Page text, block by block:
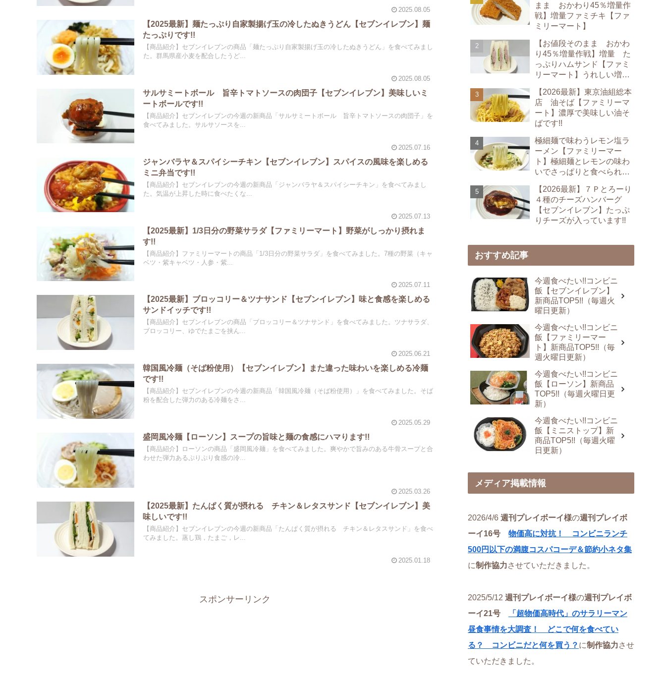
2025.08.05
【2025最新】麺たっぷり自家製揚げ玉の冷したぬきうどん【セブンイレブン】麺
たっぷりです!!
【商品紹介】セブンイレブンの商品「麺たっぷり自家製揚げ玉の冷したぬきうどん」を食べてみまし
た。群馬県産小麦を配合したうど...
2025.08.05
サルサミートボール 旨辛トマトソースの肉団子【セブンイレブン】美味しいミ
ートボールです!!
【商品紹介】セブンイレブンの今週の新商品「サルサミートボール 旨辛トマトソースの肉団子」を
食べてみました。サルサソースを...
2025.07.16
ジャンバラヤ＆スパイシーチキン【セブンイレブン】スパイスの風味を楽しめる
ミニ弁当です!!
【商品紹介】セブンイレブンの今週の新商品「ジャンバラヤ＆スパイシーチキン」を食べてみまし
た。気温が上昇した時に食べたくな...
2025.07.13
【2025最新】1/3日分の野菜サラダ【ファミリーマート】野菜がしっかり摂れま
す!!
【商品紹介】ファミリーマートの商品「1/3日分の野菜サラダ」を食べてみました。7種の野菜（キャ
ベツ・紫キャベツ・人参・紫...
2025.07.11
【2025最新】ブロッコリー＆ツナサンド【セブンイレブン】味と食感を楽しめる
サンドイッチです!!
【商品紹介】セブンイレブンの商品「ブロッコリー＆ツナサンド」を食べてみました。ツナサラダ、
ブロッコリー、ゆでたまごを挟ん...
2025.06.21
韓国風冷麺（そば粉使用）【セブンイレブン】また違った味わいを楽しめる冷麺
です!!
【商品紹介】セブンイレブンの今週の新商品「韓国風冷麺（そば粉使用）」を食べてみました。そば
粉を配合した弾力のある冷麺をさ...
2025.05.29
盛岡風冷麺【ローソン】スープの旨味と麺の食感にハマります!!
【商品紹介】ローソンの商品「盛岡風冷麺」を食べてみました。爽やかで旨みのある牛骨スープと合
わせた弾力あるぷりぷり食感の冷...
2025.03.26
【2025最新】たんぱく質が摂れる チキン＆レタスサンド【セブンイレブン】美
味しいです!!
【商品紹介】セブンイレブンの今週の新商品「たんぱく質が摂れる チキン＆レタスサンド」を食べ
てみました。蒸し鶏，たまご，レ...
2025.01.18
スポンサーリンク
まま おかわり45％増量作
戦】増量ファミチキ【ファ
ミリーマート】
【お値段そのまま おかわ
り45％増量作戦】増量 た
っぷりハムサンド【ファミ
リーマート】うれしい増量
【2026最新】東京油組総本
店 油そば【ファミリーマ
ート】濃厚で美味しい油そ
ばです!!
極細麺で味わうレモン塩ラ
ーメン【ファミリーマー
ト】極細麺とレモンの味わ
いでさっぱりと食べられま
【2026最新】７Ｐとろーり
４種のチーズハンバーグ
【セブンイレブン】たっぷ
りチーズが入っています!!
おすすめ記事
今週食べたい!!コンビニ
飯【セブンイレブン】
新商品TOP5!!（毎週火
曜日更新）
今週食べたい!!コンビニ
飯【ファミリーマー
ト】新商品TOP5!!（毎
週火曜日更新）
今週食べたい!!コンビニ
飯【ローソン】新商品
TOP5!!（毎週火曜日更
新）
今週食べたい!!コンビニ
飯【ミニストップ】新
商品TOP5!!（毎週火曜
日更新）
メディア掲載情報
2026/4/6 週刊プレイボーイ様の週刊プレイボ
ーイ16号 物価高に対抗！ コンビニランチ
500円以下の満腹コスパコーデ＆節約小ネタ集
に制作協力させていただきました。
2025/5/12 週刊プレイボーイ様の週刊プレイボ
ーイ21号
「超物価高時代」のサラリーマン
昼食事情を大調査！ どこで何を食べてい
る？ コンビニだと何を買う？ に制作協力させ
ていただきました。